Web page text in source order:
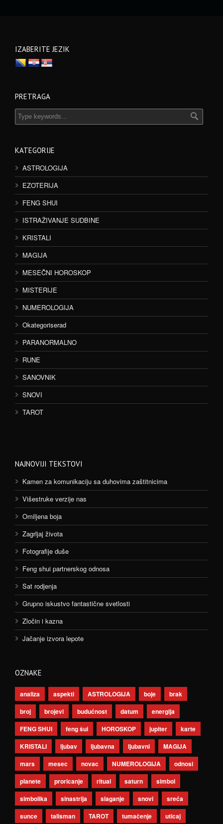
IZABERITE JEZIK
PRETRAGA
KATEGORIJE
ASTROLOGIJA
EZOTERIJA
FENG SHUI
ISTRAŽIVANJE SUDBINE
KRISTALI
MAGIJA
MESEČNI HOROSKOP
MISTERIJE
NUMEROLOGIJA
Okategoriserad
PARANORMALNO
RUNE
SANOVNIK
SNOVI
TAROT
NAJNOVIJI TEKSTOVI
Kamen za komunikaciju sa duhovima zaštitnicima
Višestruke verzije nas
Omiljena boja
Zagrljaj života
Fotografije duše
Feng shui partnerskog odnosa
Sat rodjenja
Grupno iskustvo fantastične svetlosti
Zločin i kazna
Jačanje izvora lepote
OZNAKE
analiza aspekti ASTROLOGIJA boje
brak
broj
brojevi budućnost datum
energija
FENG SHUI
feng šui HOROSKOP jupiter
karte
KRISTALI
ljubav ljubavna ljubavni
MAGIJA
mars
mesec novac NUMEROLOGIJA
odnosi
planete
proricanje ritual saturn
simbol
simbolika
sinastrija slaganje snovi
sreća
sunce
talisman TAROT tumačenje uticaj